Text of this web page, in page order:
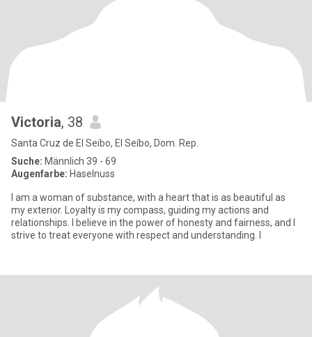
Victoria, 38
Santa Cruz de El Seibo, El Seíbo, Dom. Rep.
Suche: Männlich 39 - 69
Augenfarbe: Haselnuss
I am a woman of substance, with a heart that is as beautiful as
my exterior. Loyalty is my compass, guiding my actions and
relationships. I believe in the power of honesty and fairness, and I
strive to treat everyone with respect and understanding. I